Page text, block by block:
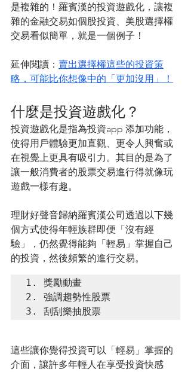
是複雜的！羅賓漢的投資遊戲化，讓複
雜的金融交易如個股投資、美股選擇權
交易看似簡單，就是一個例子！
延伸閱讀： 賣出選擇權這些的投資策
略，可能比你想像中的「更加沒用」！
什麼是投資遊戲化？
投資遊戲化是指為投資app 添加功能，
使得用戶體驗更加直觀、更令人興奮或
在視覺上更具有吸引力。其目的是為了
讓一般消費者的股票交易進行得就像玩
遊戲一樣有趣。
理財好聲音歸納羅賓漢公司透過以下幾
個方式使得年輕族群即便「沒有經
驗」，仍然覺得能夠「輕易」掌握自己
的投資，然後頻繁的進行交易。
1. 獎勵動畫
2. 強調趨勢性股票
3. 刮刮樂抽股票
這些讓你覺得投資可以「輕易」掌握的
介面，讓許多年輕人在享受投資快感